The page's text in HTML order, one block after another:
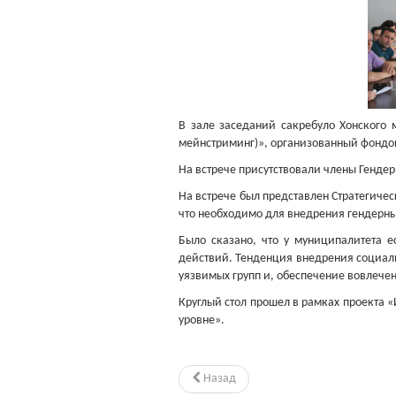
В зале заседаний сакребуло
мейнстриминг)», организованный
На встрече присутствовали члены
На встрече был представлен
что необходимо для внедрения
Было сказано, что у муниципалитета
действий. Тенденция внедрения
уязвимых групп и, обеспечение
Круглый стол прошел в рамках проекта
уровне».
Назад